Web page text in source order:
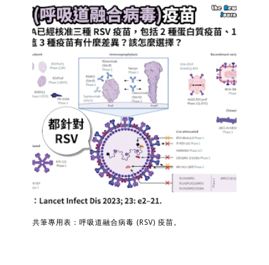
共筆專用表：呼吸道融合病毒 (RSV) 疫苗。